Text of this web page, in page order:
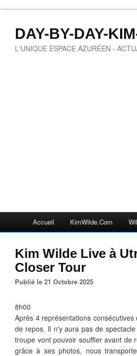
DAY-BY-DAY-
L'UNIQUE ESPACE AZURÉEN -
Accueil KimWilde.com
Kim Wilde Live à
Closer Tour
Publié le 21 Octobre 2025
8h00
Après 4 représentations
de repos. Il n'y aura pas de
troupe vont pouvoir souffler avant de
grâce à ses photos, nous